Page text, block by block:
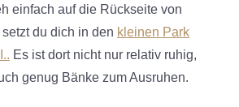
einfach auf die Rückseite von
du dich in den kleinen Park
Es ist dort nicht nur relativ ruhig,
genug Bänke zum Ausruhen.